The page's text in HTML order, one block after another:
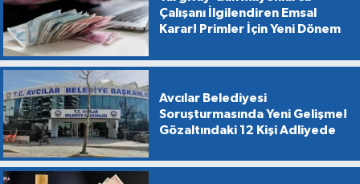
Çalışanı İlgilendiren Emsal
Karar! Primler İçin Yeni Dönem
Avcılar Belediyesi
Soruşturmasında Yeni Gelişme!
Gözaltındaki 12 Kişi Adliyede